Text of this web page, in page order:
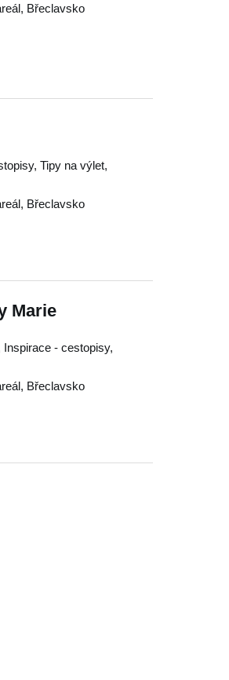
, Břeclavsko
Tipy na výlet,
, Břeclavsko
Marie
- cestopisy,
, Břeclavsko